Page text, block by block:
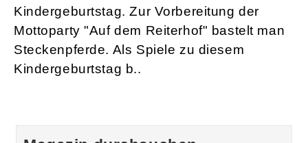
Kindergeburtstag. Zur Vorbereitung der
Mottoparty "Auf dem Reiterhof" bastelt man
Steckenpferde. Als Spiele zu diesem
Kindergeburtstag b..